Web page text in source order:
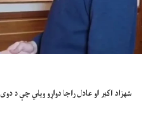
شهزاد اکبر او عادل راجا دواړو ویلي چې د